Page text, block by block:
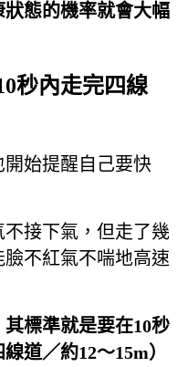
態的機率就會大幅
秒內走完四線
始提醒自己要快
接下氣，但走了幾
不紅氣不喘地高速
標準就是要在10秒
線道／約12～15m）